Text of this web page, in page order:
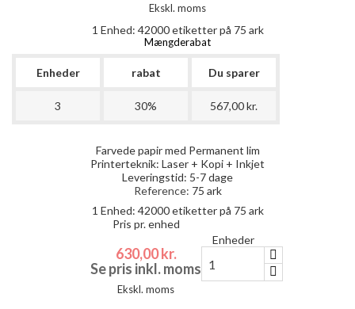
Ekskl. moms
1 Enhed: 42000etiketter på 75 ark
Mængderabat
Enheder rabat Du sparer
3 30% 567,00 kr.
Farvede papir med Permanent lim
Printerteknik: Laser + Kopi + Inkjet
Leveringstid: 5-7 dage
Reference: 75 ark
1 Enhed: 42000etiketter på 75 ark
Pris pr. enhed
630,00 kr.
Se pris inkl. moms
Ekskl. moms
Enheder